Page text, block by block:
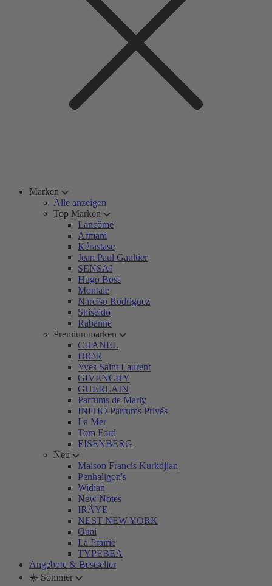
Marken
Alle anzeigen
Top Marken
Lancôme
Armani
Kérastase
Jean Paul Gaultier
SENSAI
Hugo Boss
Montale
Narciso Rodriguez
Shiseido
Rabanne
Premiummarken
CHANEL
DIOR
Yves Saint Laurent
GIVENCHY
GUERLAIN
Parfums de Marly
INITIO Parfums Privés
La Mer
Tom Ford
EISENBERG
Neu
Maison Francis Kurkdjian
Penhaligon's
Widian
New Notes
IRÄYE
NEST NEW YORK
Ouai
La Prairie
TYPEBEA
Angebote & Bestseller
☀️ Sommer